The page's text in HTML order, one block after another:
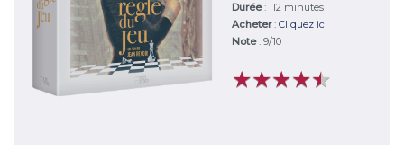
Durée:112 minutes
Acheter:Cliquez ici
Note:9/10
★★★★★
★★★★★